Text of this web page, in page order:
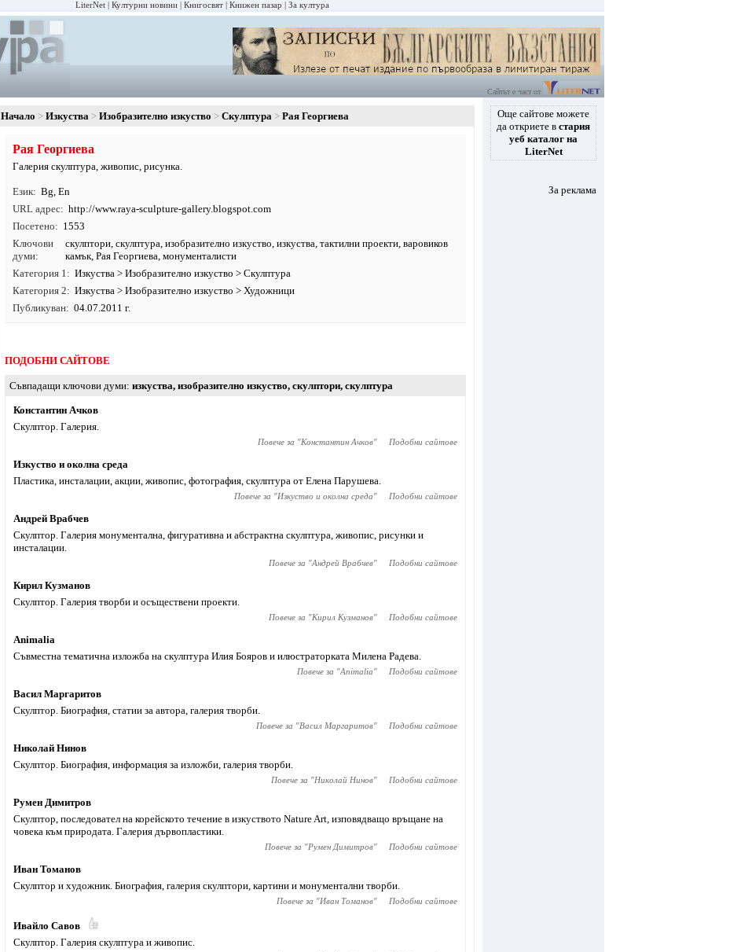
LiterNet Културни новини Книгосвят Книжен пазар За култура
Сайтът е част от
Начало Изкуства Изобразително изкуство Скулптура Рая Георгиева
Рая Георгиева
Галерия скулптура, живопис, рисунка.
Език Bg, En
URL адрес
http://www.raya-sculpture-gallery.blogspot.com
Посетено
1553
Ключови
думи
скулптори,скулптура,изобразително изкуство,изкуства, тактилни проекти, варовиков
камък, Рая Георгиева, монументалисти
Категория 1
Изкуства > Изобразително изкуство > Скулптура
Категория 2
Изкуства > Изобразително изкуство > Художници
Публикуван
04.07.2011 г.
ПОДОБНИ САЙТОВЕ
Съвпадащи ключови думи изкуства, изобразително изкуство, скулптори, скулптура
Константин Ачков
Скулптор. Галерия.
Повече за "Константин Ачков" Подобни сайтове
Изкуство и околна среда
Пластика, инсталации, акции, живопис, фотография, скулптура от Елена Парушева.
Повече за "Изкуство и околна среда" Подобни сайтове
Андрей Врабчев
Скулптор. Галерия монументална, фигуративна и абстрактна скулптура, живопис, рисунки и
инсталации.
Повече за "Андрей Врабчев" Подобни сайтове
Кирил Кузманов
Скулптор. Галерия творби и осъществени проекти.
Повече за "Кирил Кузманов" Подобни сайтове
Animaliа
Съвместна тематична изложба на скулптура Илия Бояров и илюстраторката Милена Радева.
Повече за "Animaliа" Подобни сайтове
Васил Маргаритов
Скулптор. Биография, статии за автора, галерия творби.
Повече за "Васил Маргаритов" Подобни сайтове
Николай Нинов
Скулптор. Биография, информация за изложби, галерия творби.
Повече за "Николай Нинов" Подобни сайтове
Румен Димитров
Скулптор, последовател на корейското течение в изкуството Nature Art, изповядващо връщане на
човека към природата. Галерия дървопластики.
Повече за "Румен Димитров" Подобни сайтове
Иван Томанов
Скулптор и художник. Биография, галерия скулптори, картини и монументални творби.
Повече за "Иван Томанов" Подобни сайтове
Ивайло Савов
Скулптор. Галерия скулптура и живопис.
Още сайтове можете
да откриете в стария
уеб каталог на
LiterNet
За реклама